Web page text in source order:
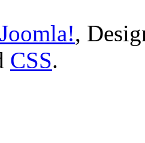
Joomla!,
CSS.